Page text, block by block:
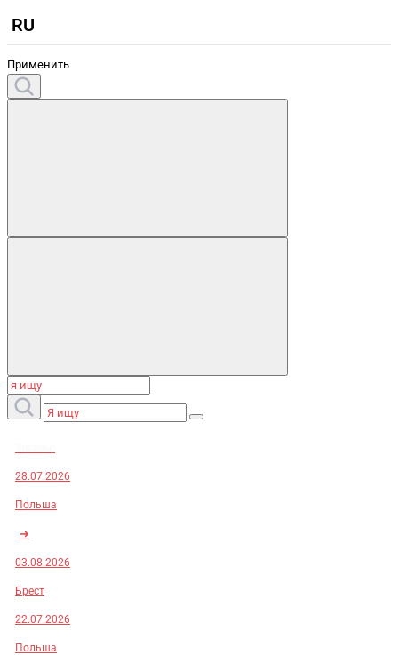
RU
Применить
28.07.2026
Польша
➜
03.08.2026
Брест
22.07.2026
Польша